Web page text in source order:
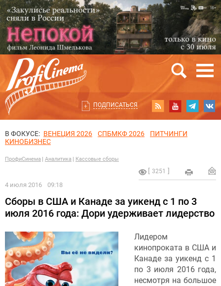
ПОДПИСАТЬСЯ
В ФОКУСЕ: ВЕНЕЦИЯ 2026 СПБМКФ 2026
ПИТЧИНГИ
КИНОБИЗНЕС
ПрофиСинема Аналитика Кассовые сборы
3251
4 июля 2016 09:18
Сборы в США и Канаде за уикенд с 1 по 3
июля 2016 года: Дори удерживает лидерство
Лидером
кинопроката в США и
Канаде за уикенд с 1
по 3 июля 2016 года,
несмотря на большое